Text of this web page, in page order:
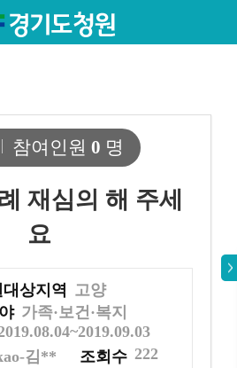
참여인원 0 명
재심의 해 주세
요
대상지역 고양
가족·보건·복지
김** 조회수 222